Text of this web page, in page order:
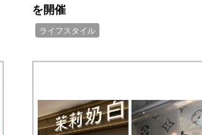
を開催
ライフスタイル